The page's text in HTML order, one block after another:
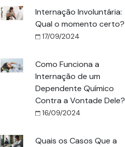
Internação Involuntária:
Qual o momento certo?
17/09/2024
Como Funciona a
Internação de um
Dependente Químico
Contra a Vontade Dele?
16/09/2024
Quais os Casos Que a